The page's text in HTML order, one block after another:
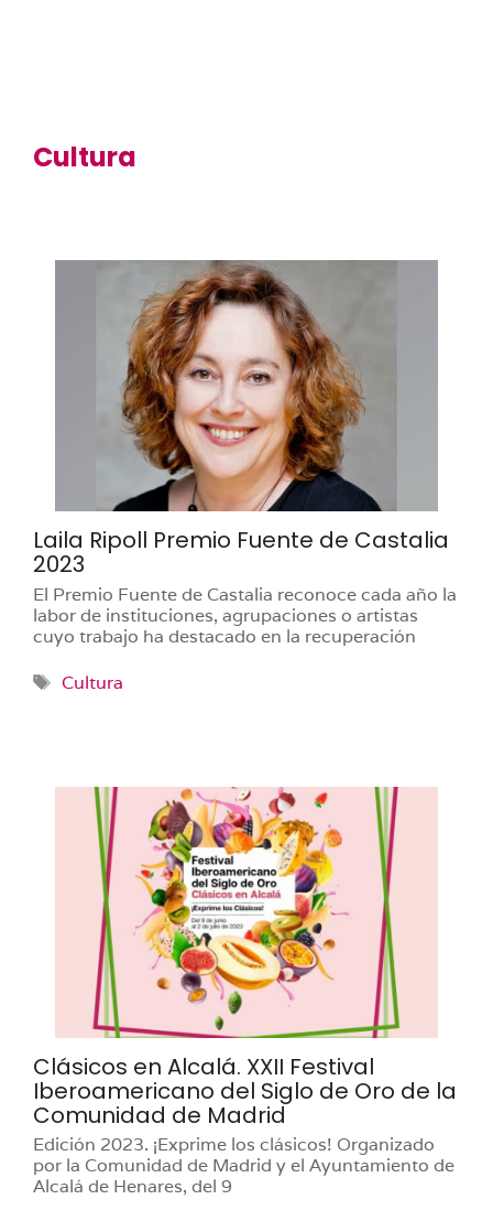
Cultura
Laila Ripoll Premio Fuente de Castalia
2023
El Premio Fuente de Castalia reconoce cada año la
labor de instituciones, agrupaciones o artistas
cuyo trabajo ha destacado en la recuperación
Etiquetas
Cultura
Clásicos en Alcalá. XXII Festival
Iberoamericano del Siglo de Oro de la
Comunidad de Madrid
Edición 2023. ¡Exprime los clásicos! Organizado
por la Comunidad de Madrid y el Ayuntamiento de
Alcalá de Henares, del 9